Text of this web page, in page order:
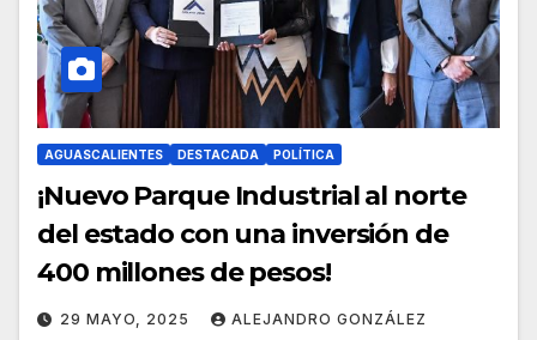
AGUASCALIENTES DESTACADA POLÍTICA
¡Nuevo Parque Industrial al norte
del estado con una inversión de
400 millones de pesos!
29 MAYO, 2025 ALEJANDRO GONZÁLEZ